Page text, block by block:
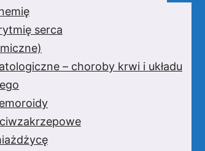
serca
– choroby krwi i układu